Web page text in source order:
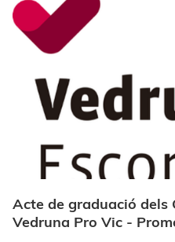
Acte de graduació dels
Vedruna Pro Vic -